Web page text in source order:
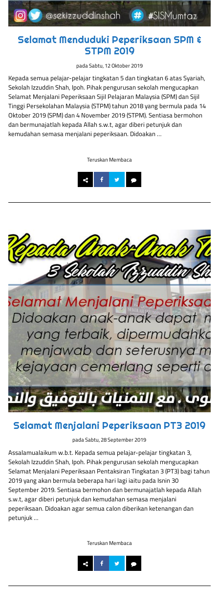
Selamat Menduduki Peperiksaan SPM &
STPM 2019
padaSabtu, 12 Oktober 2019
Kepada semua pelajar-pelajar tingkatan 5 dan tingkatan 6 atas Syariah,
Sekolah Izzuddin Shah, Ipoh. Pihak pengurusan sekolah mengucapkan
Selamat Menjalani Peperiksaan Sijil Pelajaran Malaysia (SPM) dan Sijil
Tinggi Persekolahan Malaysia (STPM) tahun 2018 yang bermula pada 14
Oktober 2019 (SPM) dan 4 November 2019 (STPM). Sentiasa bermohon
dan bermunajatlah kepada Allah s.w.t, agar diberi petunjuk dan
kemudahan semasa menjalani peperiksaan. Didoakan …
Teruskan Membaca
Selamat Menjalani Peperiksaan PT3 2019
padaSabtu, 28 September 2019
Assalamualaikum w.b.t. Kepada semua pelajar-pelajar tingkatan 3,
Sekolah Izzuddin Shah, Ipoh. Pihak pengurusan sekolah mengucapkan
Selamat Menjalani Peperiksaan Pentaksiran Tingkatan 3 (PT3) bagi tahun
2019 yang akan bermula beberapa hari lagi iaitu pada Isnin 30
September 2019. Sentiasa bermohon dan bermunajatlah kepada Allah
s.w.t, agar diberi petunjuk dan kemudahan semasa menjalani
peperiksaan. Didoakan agar semua calon diberikan ketenangan dan
petunjuk …
Teruskan Membaca